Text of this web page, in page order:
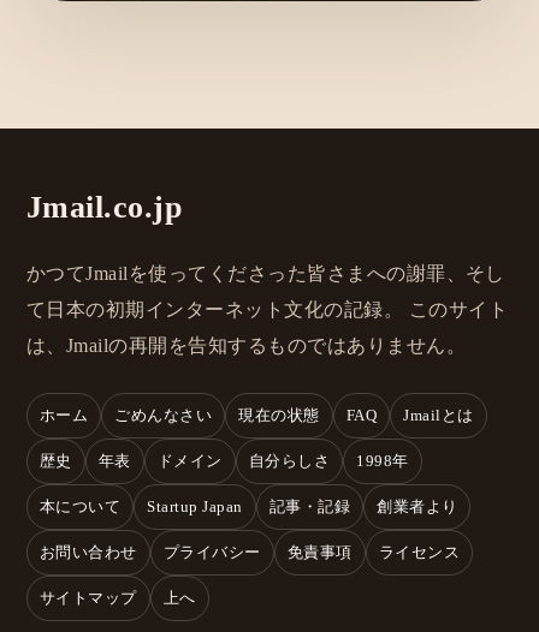
Jmail.co.jp
かつてJmailを使ってくださった皆さまへの謝罪、そし
て日本の初期インターネット文化の記録。 このサイト
は、Jmailの再開を告知するものではありません。
ホーム ごめんなさい 現在の状態 FAQ Jmailとは
歴史 年表 ドメイン 自分らしさ 1998年
本について Startup Japan 記事・記録 創業者より
お問い合わせ プライバシー 免責事項 ライセンス
サイトマップ 上へ